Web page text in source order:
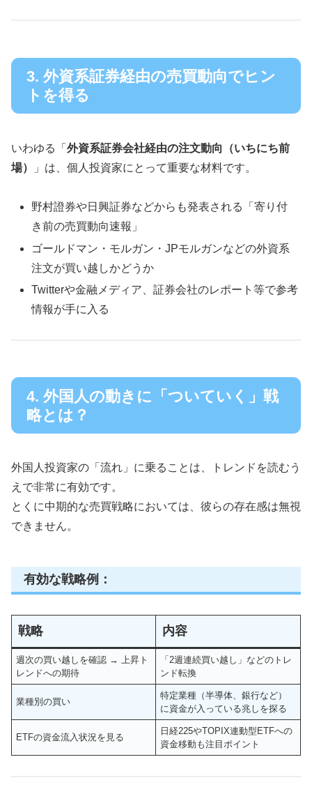
3. 外資系証券経由の売買動向でヒン
トを得る
いわゆる「 外資系証券会社経由の注文動向（いちにち前
場）
」は、個人投資家にとって重要な材料です。
野村證券や日興証券などからも発表される「寄り付
き前の売買動向速報」
ゴールドマン・モルガン・JPモルガンなどの外資系
注文が買い越しかどうか
Twitterや金融メディア、証券会社のレポート等で参考
情報が手に入る
4. 外国人の動きに「ついていく」戦
略とは？
外国人投資家の「流れ」に乗ることは、トレンドを読むう
えで非常に有効です。
とくに中期的な売買戦略においては、彼らの存在感は無視
できません。
有効な戦略例：
戦略 内容
週次の買い越しを確認 → 上昇ト
レンドへの期待
「2週連続買い越し」などのトレ
ンド転換
業種別の買い
特定業種（半導体、銀行など）
に資金が入っている兆しを探る
ETFの資金流入状況を見る
日経225やTOPIX連動型ETFへの
資金移動も注目ポイント